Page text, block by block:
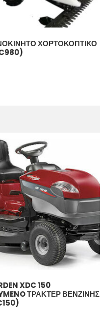
ΧΟΡΤΟΚΟΠΤΙΚΟ
XDC 150
ΤΡΑΚΤΕΡ ΒΕΝΖΙΝΗΣ